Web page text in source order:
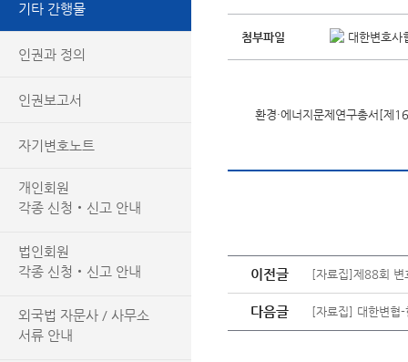
기타 간행물
인권과 정의
인권보고서
자기변호노트
개인회원
각종 신청‧신고 안내
법인회원
각종 신청‧신고 안내
외국법 자문사 / 사무소
서류 안내
첨부파일 대한변호
환경·에너지문제연구총서[제
이전글 [자료집]제88회 변
다음글 [자료집] 대한변협